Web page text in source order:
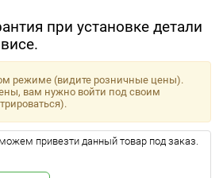
при установке детали
режиме (видите розничные цены).
вам нужно войти под своим
привезти данный товар под заказ.